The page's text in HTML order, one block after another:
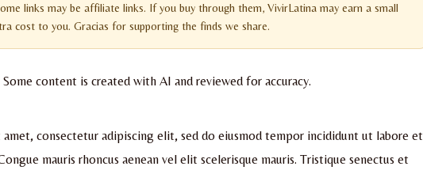
links may be affiliate links. If you buy through them, VivirLatina may earn a small
cost to you. Gracias for supporting the finds we share.
Some content is created with AI and reviewed for accuracy.
consectetur adipiscing elit, sed do eiusmod tempor incididunt ut labore et
mauris rhoncus aenean vel elit scelerisque mauris. Tristique senectus et